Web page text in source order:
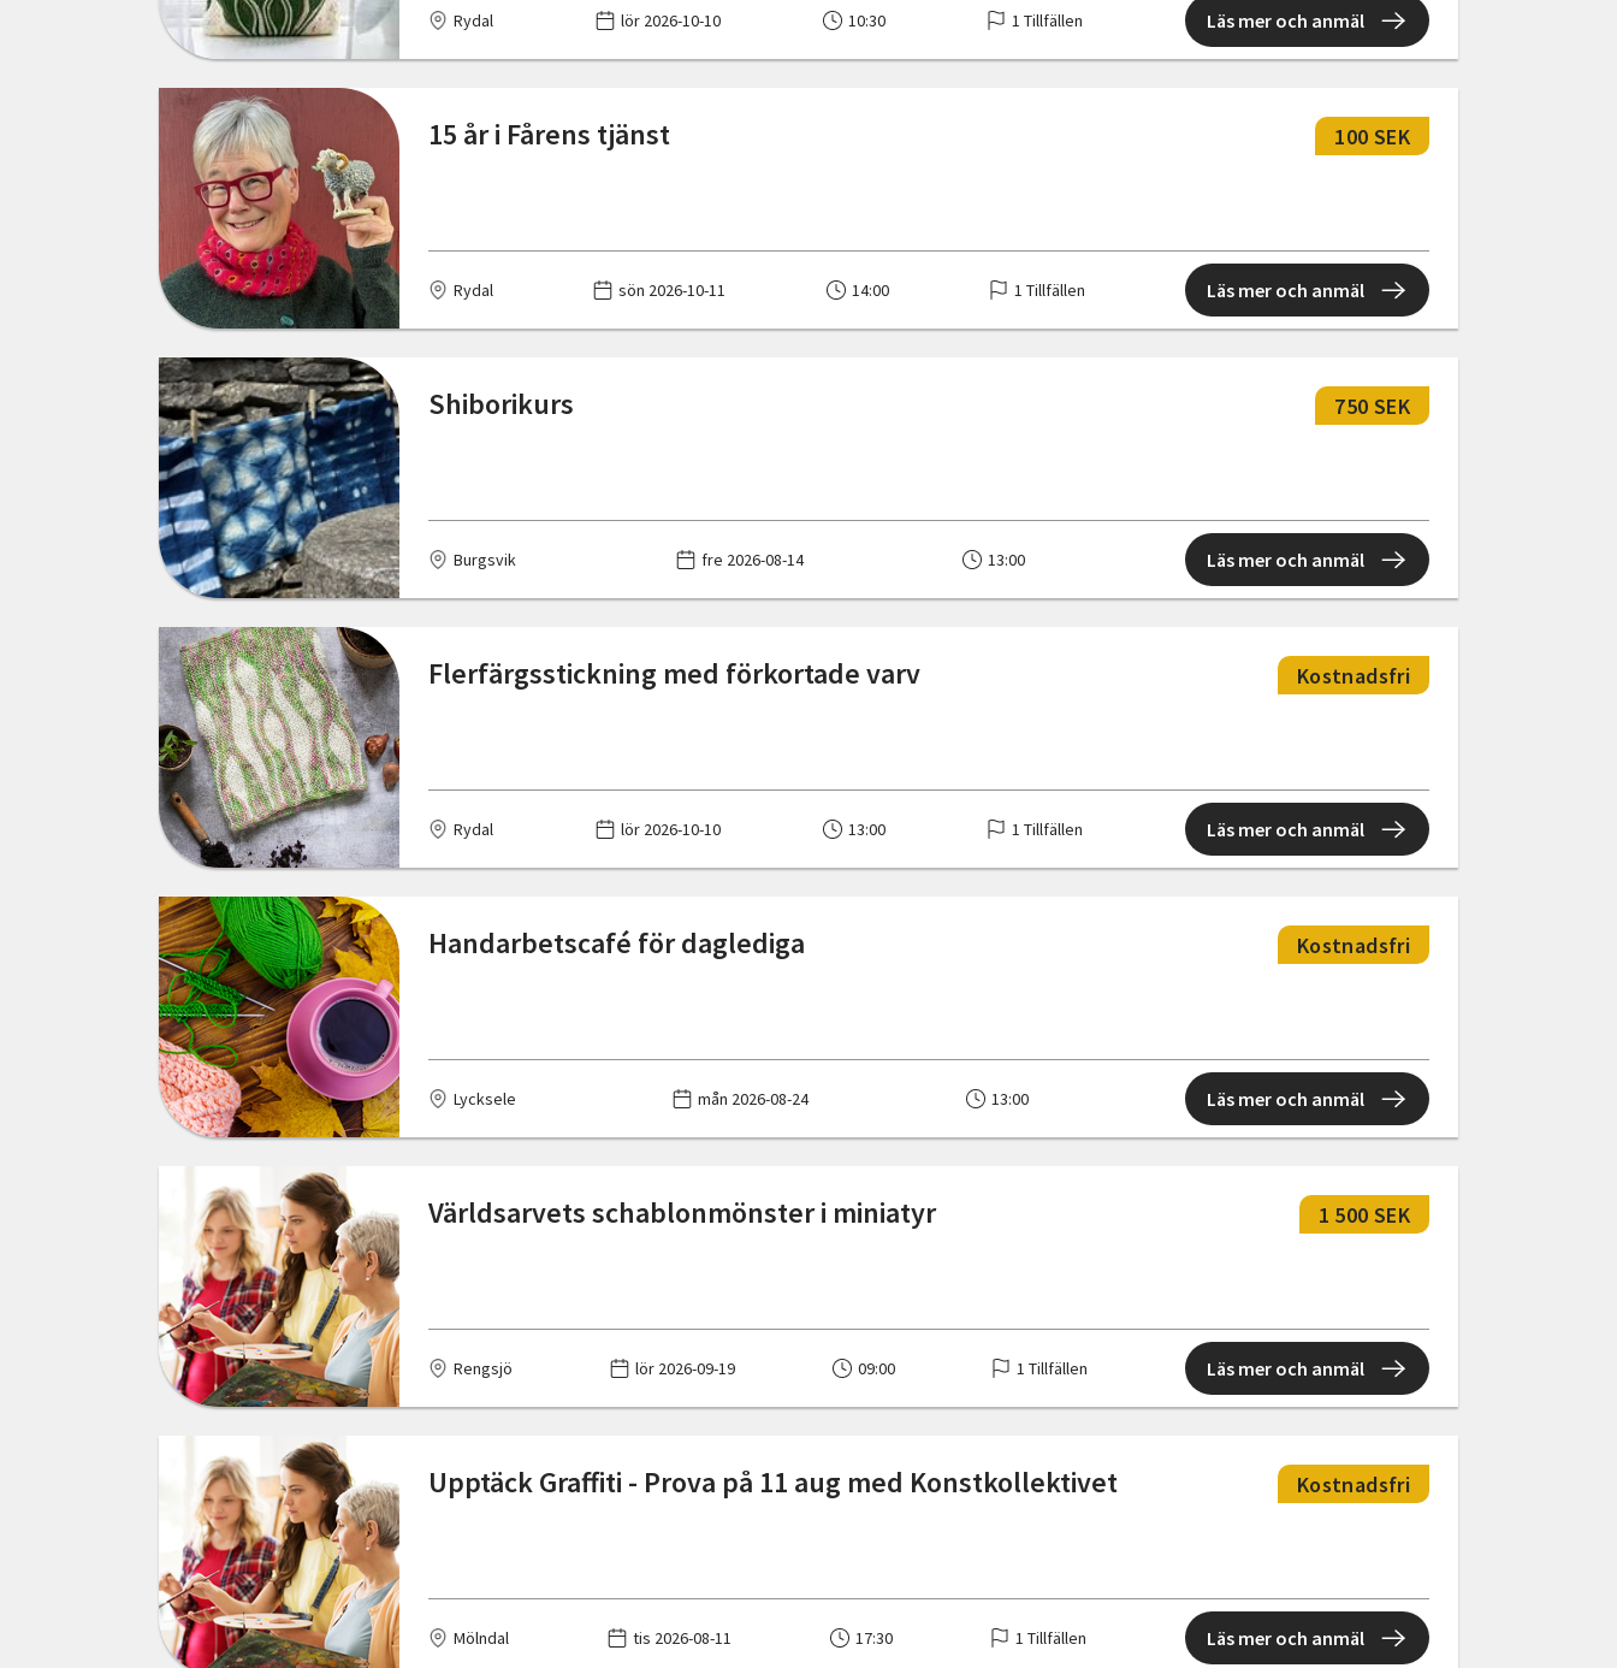
Falkenberg
Falun
Fengersfors
Figeholm
Fjällbacka
Fjärdhundra
Fornåsa
Frösön
Funäsdalen
Färjestaden
Gotland
Grillby
Gränna
Gällivare
Gävle
Göteborg
Götene
Halmstad
Haparanda
Hede
Hedemora
Hemse
Henån
Hjälteby
Hudiksvall
Hultsfred
Hunnebostrand
Huskvarna
Hyltebruk
Rydal lör 2026-10-10 10:30 1 Tillfällen Läs mer och anmäl
15 år i Fårens tjänst 100 SEK
Rydal sön 2026-10-11 14:00 1 Tillfällen Läs mer och anmäl
Shiborikurs 750 SEK
Burgsvik fre 2026-08-14 13:00 Läs mer och anmäl
Flerfärgsstickning med förkortade varv Kostnadsfri
Rydal lör 2026-10-10 13:00 1 Tillfällen Läs mer och anmäl
Handarbetscafé för daglediga Kostnadsfri
Lycksele mån 2026-08-24 13:00 Läs mer och anmäl
Världsarvets schablonmönster i miniatyr 1 500 SEK
Rengsjö lör 2026-09-19 09:00 1 Tillfällen Läs mer och anmäl
Upptäck Graffiti - Prova på 11 aug med Konstkollektivet Kostnadsfri
Mölndal tis 2026-08-11 17:30 1 Tillfällen Läs mer och anmäl